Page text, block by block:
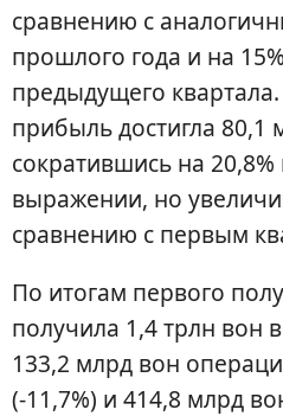
сравнению с
прошлого года и на
предыдущего
прибыль достигла 80,1
сократившись на
выражении, но
сравнению с первым
По итогам первого
получила 1,4 трлн вон
133,2 млрд вон
(-11,7%) и 414,8 млрд